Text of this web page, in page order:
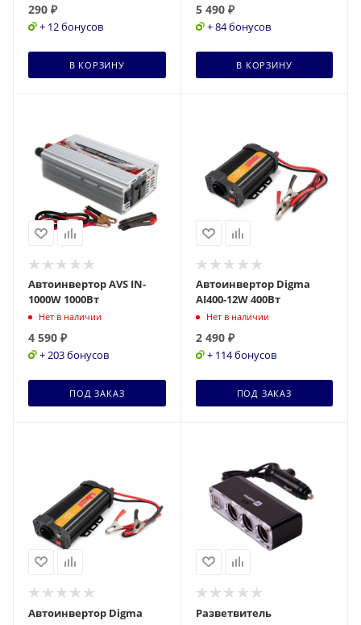
290 ₽
+ 12 бонусов
В КОРЗИНУ
5 490₽
+ 84 бонусов
В КОРЗИНУ
Автоинвертор AVS IN-
1000W 1000Вт
Нет в наличии
4 590 ₽
+ 203 бонусов
ПОД ЗАКАЗ
Автоинвертор Digma
AI400-12W 400Вт
Нет в наличии
2 490₽
+ 114 бонусов
ПОД ЗАКАЗ
Автоинвертор Digma
Разветвитель